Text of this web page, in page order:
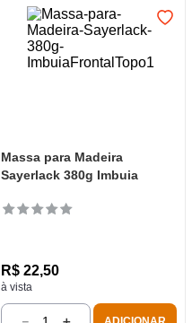
Massa para Madeira
Sayerlack 380g Imbuia
R$ 22,50
à vista